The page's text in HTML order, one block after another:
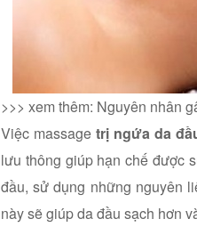
>>> xem thêm: Nguyên nhân
Việc massage trị ngứa da
lưu thông giúp hạn chế được
đầu, sử dụng những nguyên
này sẽ giúp da đầu sạch hơn